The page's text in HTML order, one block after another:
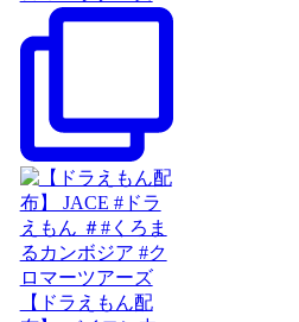
【ドラえもん配